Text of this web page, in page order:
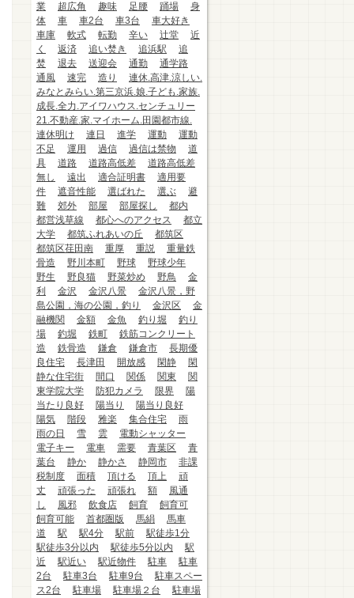
業
超広角 趣味 足腰 踊場
身
体
車 車2台 車3台
車大好き
車庫
軟式 転勤 辛い 辻堂
近
く
返済 追い焚き 追浜駅
追
焚
退去 送迎会 通勤
通学路
通風
速完 造り
連休.高津.涼しい.
みなとみらい.第三京浜.娘.子ども.家族.
成長.全力.アイワハウス.センチュリー
21.不動産.家.マイホーム.田園都市線.
連休明け
連日 進学 運動
運動
不足
運用 過信 過信は禁物
道
具
道路 道路高低差
道路高低差
無し
遠出 適合証明書
適用要
件
遮音性能 選ばれた 選ぶ
避
難
郊外 部屋 部屋探し
都内
都営浅草線
都心へのアクセス
都立
大学
都筑ふれあいの丘
都筑区
都筑区荏田南
重厚 重説
重量鉄
骨造
野川本町 野球
野球少年
野生
野良猫 野菜炒め 野鳥
金
利
金沢 金沢八景
金沢八景，野
島公園，海の公園，釣り
金沢区
金
融機関
金額 金魚 釣り堀
釣り
場
釣堀 鉄町
鉄筋コンクリート
造
鉄骨造 鎌倉 鎌倉市
長期優
良住宅
長津田 開放感 閑静
閑
静な住宅街
間口 関係 関東
関
東学院大学
防犯カメラ 限界
陽
当たり良好
陽当り
陽当り良好
陽気
階段 雅楽 集合住宅
雨
雨の日
雪 雲
電動シャッター
電子キー
電車 需要 青葉区
青
葉台
静か 静かさ 静岡市
非課
税制度
面積 頂ける 頂上
頑
丈
頑張った 頑張れ 額
風通
し
風邪 飲食店 飼育
飼育可
飼育可能
首都圏版 馬絹
馬車
道
駅 駅4分 駅前
駅徒歩1分
駅徒歩3分以内
駅徒歩5分以内
駅
近
駅近い 駅近物件 駐車
駐車
2台
駐車3台 駐車9台
駐車スペー
ス2台
駐車場 駐車場２台
駐車場